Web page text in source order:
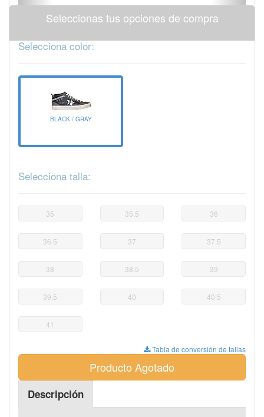
Seleccionas tus opciones de compra
Selecciona color:
BLACK / GRAY
Selecciona talla:
35 35.5 36
36.5 37 37.5
38 38.5 39
39.5 40 40.5
41
Tabla de conversión de tallas
Producto Agotado
Descripción